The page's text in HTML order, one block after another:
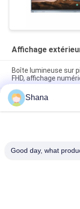
Affichage
Boîte lumineuse sur
FHD, affichage
Box de lumière
E-LED, Android 11
les espaces publics
Affichage à sol à
Shana
Good day, what